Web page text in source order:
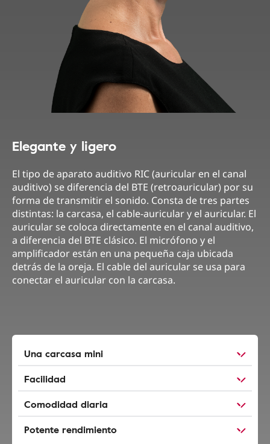
Elegante y ligero
El tipo de aparato auditivo RIC (auricular en el canal
auditivo) se diferencia del BTE (retroauricular) por su
forma de transmitir el sonido. Consta de tres partes
distintas: la carcasa, el cable-auricular y el auricular. El
auricular se coloca directamente en el canal auditivo,
a diferencia del BTE clásico. El micrófono y el
amplificador están en una pequeña caja ubicada
detrás de la oreja. El cable del auricular se usa para
conectar el auricular con la carcasa.
Una carcasa mini
Facilidad
Comodidad diaria
Potente rendimiento